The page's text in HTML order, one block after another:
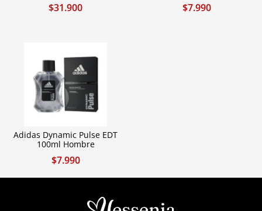
$31.900 $7.990
Adidas Dynamic Pulse EDT
100ml Hombre
$7.990